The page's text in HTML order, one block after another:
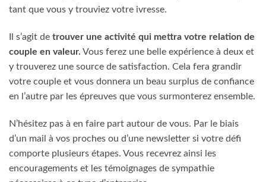
tant que vous y trouviez votre ivresse.
Il s’agit de trouver une activité qui mettra votre relation de
couple en valeur. Vous ferez une belle expérience à deux et
y trouverez une source de satisfaction. Cela fera grandir
votre couple et vous donnera un beau surplus de confiance
en l’autre par les épreuves que vous surmonterez ensemble.
N’hésitez pas à en faire part autour de vous. Par le biais
d’un mail à vos proches ou d’une newsletter si votre défi
comporte plusieurs étapes. Vous recevrez ainsi les
encouragements et les témoignages de sympathie